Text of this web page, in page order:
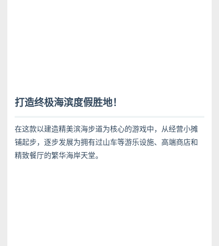
打造终极海滨度假胜地！
在这款以建造精美滨海步道为核心的游戏中，从经营小摊
铺起步，逐步发展为拥有过山车等游乐设施、高端商店和
精致餐厅的繁华海岸天堂。